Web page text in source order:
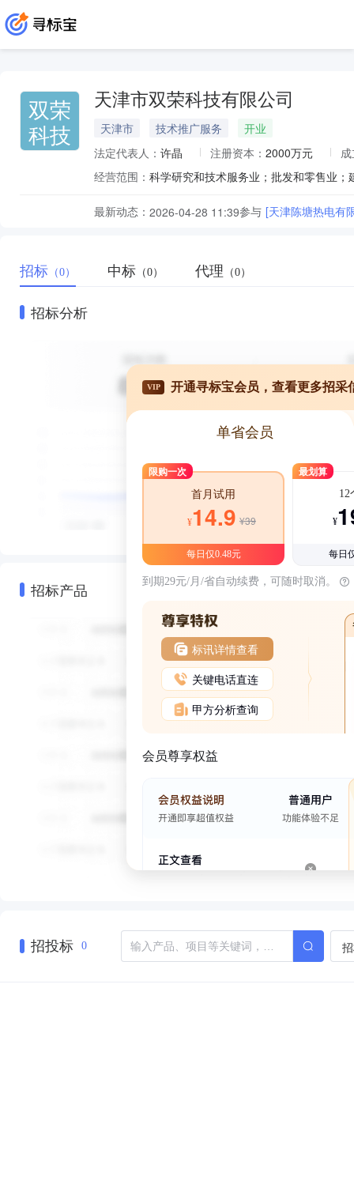
双荣
科技
天津市双荣科技有限公司
天津市 技术推广服务
开业
法定代表人： 许晶 注册资本： 2000万元
经营范围：
最新动态： 2026-04-28 11:39参与 [天津陈塘热电有
招标 （0） 中标 （0） 代理 （0）
招标分析
招标产品
VIP 开通寻标宝会员，查看更多招采
单省会员
限购一次
首月试用
¥14.9 ¥39
每日仅0.48元
最划算
12
¥
每日
到期29元/月/省自动续费，可随时取消。
标讯详情查看
关键电话直连
甲方分析查询
会员尊享权益
招投标 0